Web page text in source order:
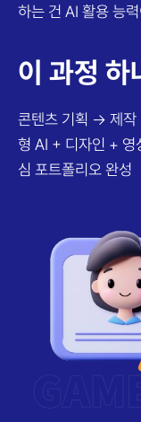
하는 건 AI 활용 능
이 과정 하
콘텐츠 기획 → 제
형 AI + 디자인 + 영
심 포트폴리오 완성